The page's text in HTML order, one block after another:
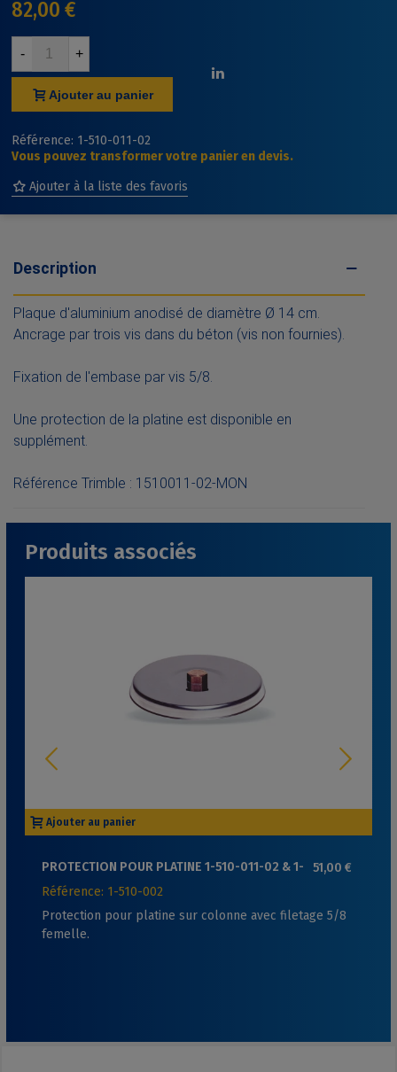
82,00 €
- +
Ajouter au panier
Référence: 1-510-011-02
Vous pouvez transformer votre panier en devis.
Ajouter à la liste des favoris
Description
Plaque d'aluminium anodisé de diamètre Ø 14 cm.
Ancrage par trois vis dans du béton (vis non fournies).
Fixation de l'embase par vis 5/8.
Une protection de la platine est disponible en
supplément.
Référence Trimble : 1510011-02-MON
Produits associés
Ajouter au panier
PROTECTION POUR PLATINE 1-510-011-02 & 1-
510-001-02
51,00 €
Référence: 1-510-002
Protection pour platine sur colonne avec filetage 5/8
femelle.